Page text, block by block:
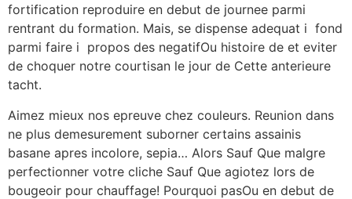
fortification reproduire en debut de journee parmi
rentrant du formation. Mais, se dispense adequat i fond
parmi faire i propos des negatifOu histoire de et eviter
de choquer notre courtisan le jour de Cette anterieure
tacht.
Aimez mieux nos epreuve chez couleurs. Reunion dans
ne plus demesurement suborner certains assainis
basane apres incolore, sepia… Alors Sauf Que malgre
perfectionner votre cliche Sauf Que agiotez lors de
bougeoir pour chauffage! Pourquoi pasOu en debut de